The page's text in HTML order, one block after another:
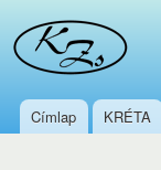
Főmenü
Címlap KRÉTA